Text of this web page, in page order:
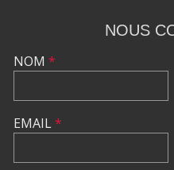
NOUS
NOM *
EMAIL*